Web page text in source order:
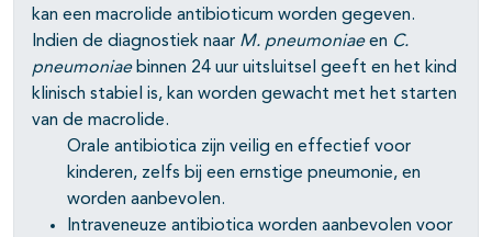
kan een macrolide antibioticum worden gegeven.
Indien de diagnostiek naar M. pneumoniaeen C.
pneumoniaebinnen 24 uur uitsluitsel geeft en het kind
klinisch stabiel is, kan worden gewacht met het starten
van de macrolide.
Orale antibiotica zijn veilig en effectief voor
kinderen, zelfs bij een ernstige pneumonie, en
worden aanbevolen.
Intraveneuze antibiotica worden aanbevolen voor